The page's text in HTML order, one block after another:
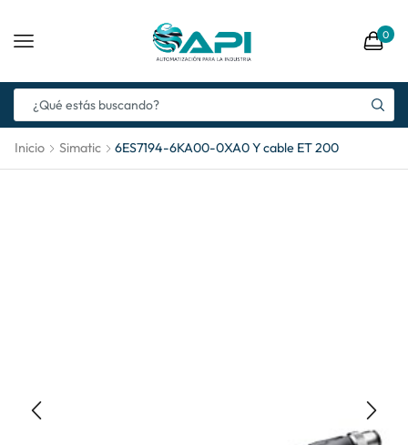
0
Inicio Simatic 6ES7194-6KA00-0XA0 Y cable ET 200